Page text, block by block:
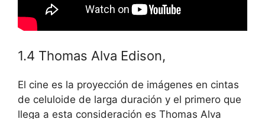
1.4 Thomas Alva Edison,
El cine es la proyección de imágenes en cintas
de celuloide de larga duración y el primero que
llega a esta consideración es Thomas Alva